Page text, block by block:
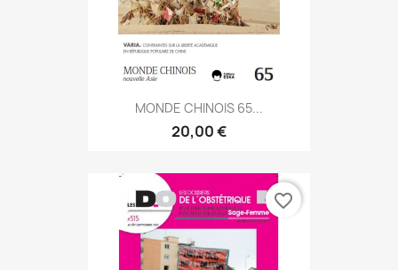
MONDE CHINOIS 65...
20,00 €
favorite_border